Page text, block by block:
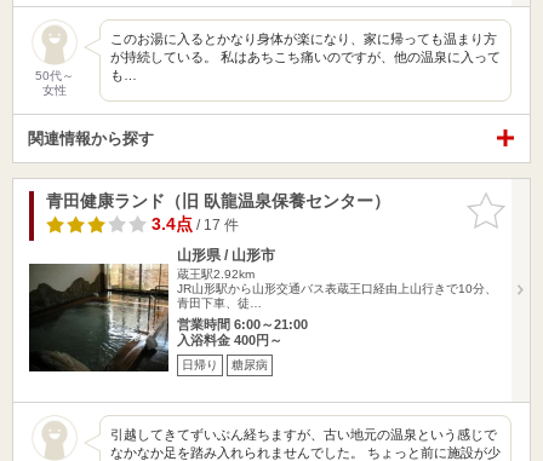
50代～
女性
このお湯に入るとかなり身体が楽になり、家に帰っても温まり方
が持続している。 私はあちこち痛いのですが、他の温泉に入って
も…
関連情報から探す
お気に入
りに追加
青田健康ランド（旧 臥龍温泉保養センター）
3.4点/ 17 件
山形県 / 山形市
蔵王駅2.92km
JR山形駅から山形交通バス表蔵王口経由上山行きで10分、
青田下車、徒…
営業時間 6:00～21:00
入浴料金 400円～
日帰り 糖尿病
引越してきてずいぶん経ちますが、古い地元の温泉という感じで
なかなか足を踏み入れられませんでした。 ちょっと前に施設が少